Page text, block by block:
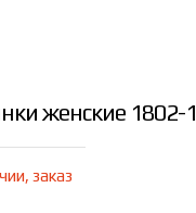
женские 1802-1
заказ